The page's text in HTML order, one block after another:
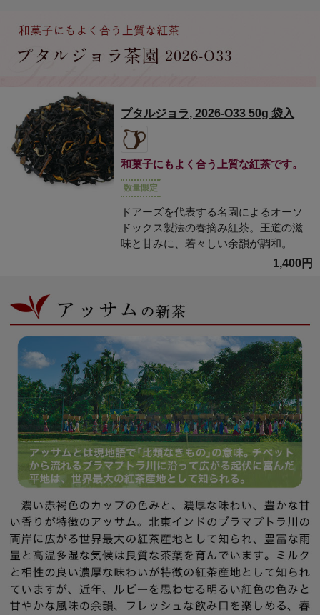
プタルジョラ, 2026-O33 50g 袋入
和菓子にもよく合う上質な紅茶です。
数量限定
ドアーズを代表する名園によるオーソ
ドックス製法の春摘み紅茶。王道の滋
味と甘みに、若々しい余韻が調和。
1,400円